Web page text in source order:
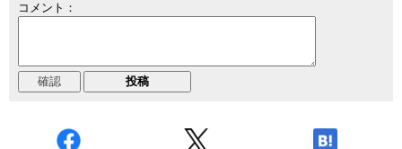
コメント：